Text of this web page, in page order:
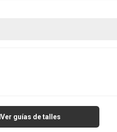
Ver guías de talles